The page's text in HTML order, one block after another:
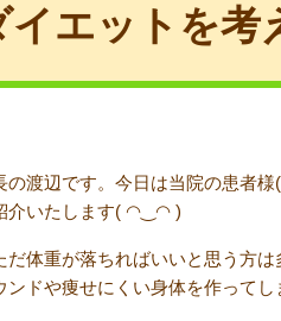
イエットを考
の渡辺です。今日は当院の患者
介いたします( ◠‿◠ )
だ体重が落ちればいいと思う方
ドや痩せにくい身体を作ってし